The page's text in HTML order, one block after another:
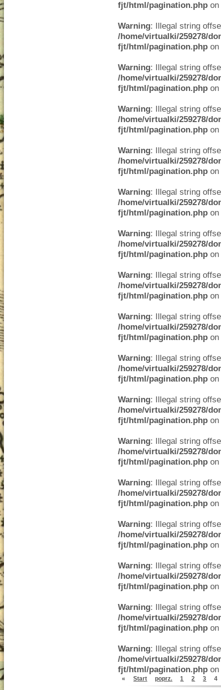
fjt/html/pagination.php
Warning: Illegal string
/home/virtualki/259278/
fjt/html/pagination.php
Warning: Illegal string
/home/virtualki/259278/
fjt/html/pagination.php
Warning: Illegal string
/home/virtualki/259278/
fjt/html/pagination.php
Warning: Illegal string
/home/virtualki/259278/
fjt/html/pagination.php
Warning: Illegal string
/home/virtualki/259278/
fjt/html/pagination.php
Warning: Illegal string
/home/virtualki/259278/
fjt/html/pagination.php
Warning: Illegal string
/home/virtualki/259278/
fjt/html/pagination.php
Warning: Illegal string
/home/virtualki/259278/
fjt/html/pagination.php
Warning: Illegal string
/home/virtualki/259278/
fjt/html/pagination.php
Warning: Illegal string
/home/virtualki/259278/
fjt/html/pagination.php
Warning: Illegal string
/home/virtualki/259278/
fjt/html/pagination.php
Warning: Illegal string
/home/virtualki/259278/
fjt/html/pagination.php
Warning: Illegal string
/home/virtualki/259278/
fjt/html/pagination.php
Warning: Illegal string
/home/virtualki/259278/
fjt/html/pagination.php
Warning: Illegal string
/home/virtualki/259278/
fjt/html/pagination.php
Warning: Illegal string
/home/virtualki/259278/
fjt/html/pagination.php
« Start poprz. 1 2 3 4